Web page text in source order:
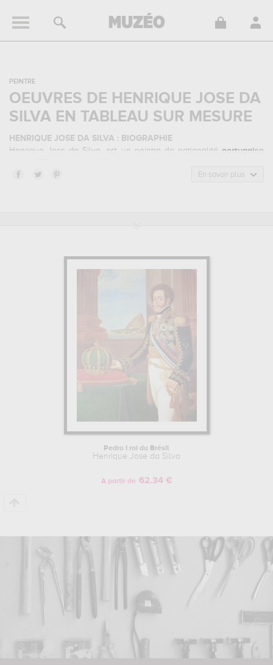
PEINTRE
OEUVRES DE HENRIQUE JOSE DA
SILVA EN TABLEAU SUR MESURE
HENRIQUE JOSE DA SILVA : BIOGRAPHIE
Henrique Jose da Silva, est un peintre de nationalité portugaise
style artistique néo-classicisme. Il a été principalement actif durant
Henrique Jose da Silva est notamment connu pour les œuvres
historico nacional, rio de janeiro, brazil pour pouvoir admirer l'une
. Muzéo vous propose des reproductions de
tableaux de grande qualité des principales œuvres de Henrique
En savoir plus
Pedro I roi du Brésil
Henrique Jose da Silva
A partir de 62.34 €